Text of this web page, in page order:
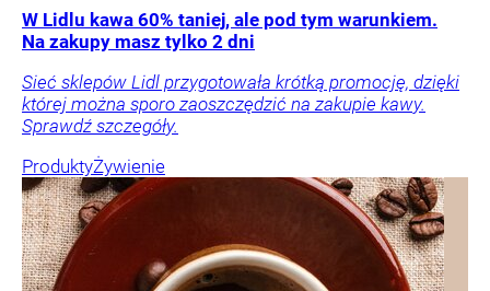
W Lidlu kawa 60% taniej, ale pod tym warunkiem.
Na zakupy masz tylko 2 dni
Sieć sklepów Lidl przygotowała krótką promocję, dzięki
której można sporo zaoszczędzić na zakupie kawy.
Sprawdź szczegóły.
ProduktyŻywienie